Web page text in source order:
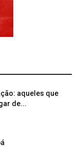
aqueles que
de...